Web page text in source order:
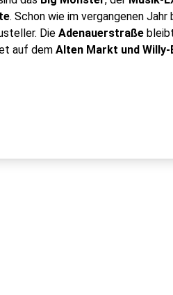
. Schon wie im vergangenen
Die Adenauerstraße
auf dem Alten Markt und